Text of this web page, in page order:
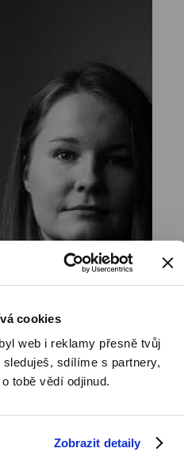
cookies
web i reklamy přesně tvůj
sdílíme s partnery,
tobě vědí odjinud.
Zobrazit detaily